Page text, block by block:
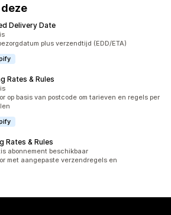
Delivery Date
plus verzendtijd (EDD/ETA)
Rates & Rules
op basis van postcode om tarieven en regels per
Rates & Rules
totaal
abonnement beschikbaar
met aangepaste verzendregels en